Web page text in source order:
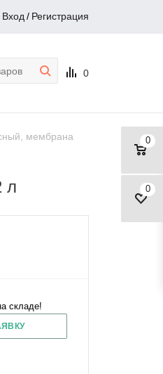
Вход / Регистрация
0
0
0
мембрана
л
складе!